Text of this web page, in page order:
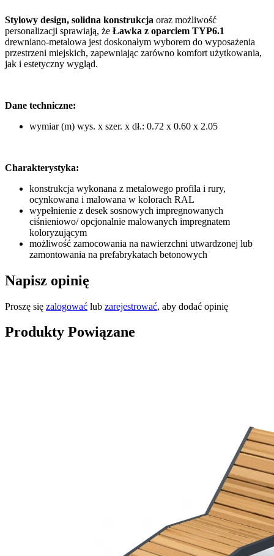
Stylowy design, solidna konstrukcja oraz możliwość
personalizacji sprawiają, że Ławka z oparciem TYP6.1
drewniano-metalowa jest doskonałym wyborem do wyposażenia
przestrzeni miejskich, zapewniając zarówno komfort użytkowania,
jak i estetyczny wygląd.
Dane techniczne:
wymiar (m) wys. x szer. x dł.: 0.72 x 0.60 x 2.05
Charakterystyka:
konstrukcja wykonana z metalowego profila i rury,
ocynkowana i malowana w kolorach RAL
wypełnienie z desek sosnowych impregnowanych
ciśnieniowo/ opcjonalnie malowanych impregnatem
koloryzującym
możliwość zamocowania na nawierzchni utwardzonej lub
zamontowania na prefabrykatach betonowych
Napisz opinię
Proszę się zalogować lub zarejestrować, aby dodać opinię
Produkty Powiązane